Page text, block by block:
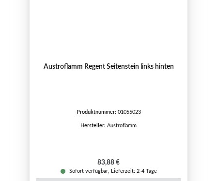
Austroflamm Regent Seitenstein links hinten
Produktnummer: 01055023
Hersteller: Austroflamm
Regulärer Preis:
83,88 €
Sofort verfügbar, Lieferzeit: 2-4 Tage